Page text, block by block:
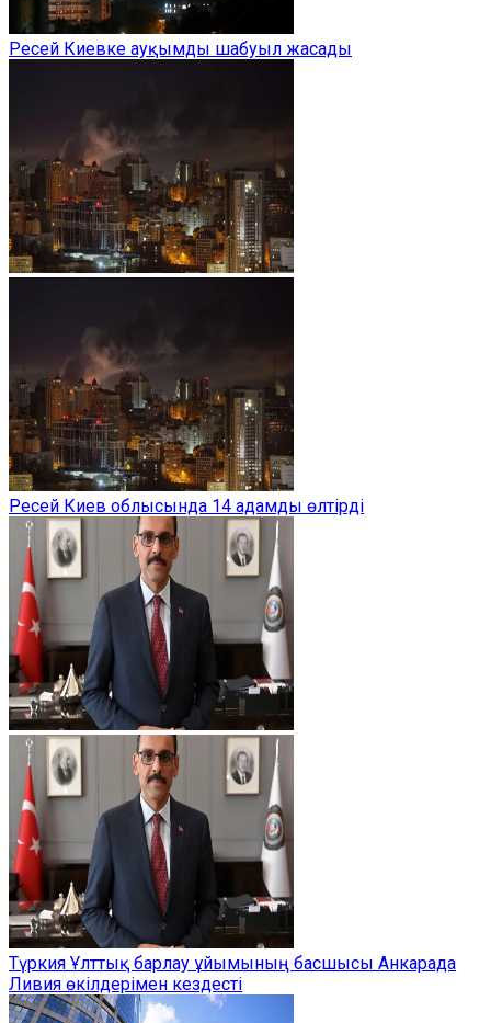
Ресей Киевке ауқымды шабуыл жасады
Ресей Киев облысында 14 адамды өлтірді
Түркия Ұлттық барлау ұйымының басшысы Анкарада
Ливия өкілдерімен кездесті